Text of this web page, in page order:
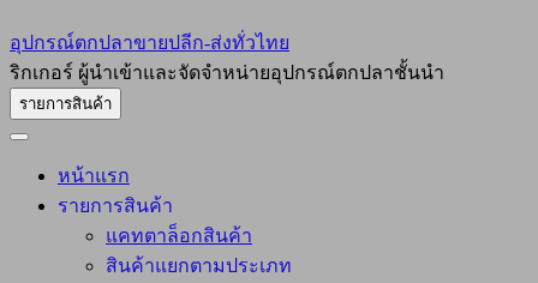
อุปกรณ์ตกปลาขายปลีก-ส่งทั่วไทย
ริกเกอร์ ผู้นำเข้าและจัดจำหน่ายอุปกรณ์ตกปลาชั้นนำ
รายการสินค้า
หน้าแรก
รายการสินค้า
แคทตาล็อกสินค้า
สินค้าแยกตามประเภท